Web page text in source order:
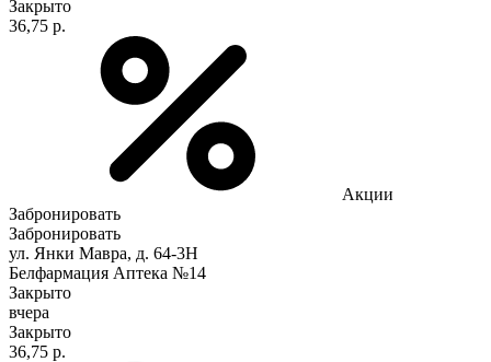
Закрыто
36,75 р.
Акции
Забронировать
Забронировать
ул. Янки Мавра, д. 64-3Н
Белфармация Аптека №14
Закрыто
вчера
Закрыто
36,75 р.